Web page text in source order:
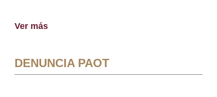
Ver más
DENUNCIA PAOT